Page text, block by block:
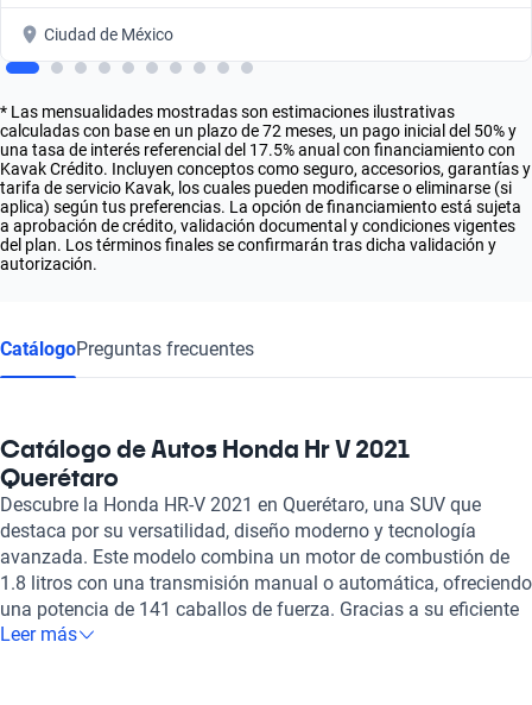
Ciudad de México
* Las mensualidades mostradas son estimaciones ilustrativas
calculadas con base en un plazo de 72 meses, un pago inicial del 50% y
una tasa de interés referencial del 17.5% anual con financiamiento con
Kavak Crédito. Incluyen conceptos como seguro, accesorios, garantías y
tarifa de servicio Kavak, los cuales pueden modificarse o eliminarse (si
aplica) según tus preferencias. La opción de financiamiento está sujeta
a aprobación de crédito, validación documental y condiciones vigentes
del plan. Los términos finales se confirmarán tras dicha validación y
autorización.
CatálogoPreguntas frecuentes
Catálogo de Autos Honda Hr V 2021
Querétaro
Descubre la Honda HR-V 2021 en Querétaro, una SUV que
destaca por su versatilidad, diseño moderno y tecnología
avanzada. Este modelo combina un motor de combustión de
1.8 litros con una transmisión manual o automática, ofreciendo
una potencia de 141 caballos de fuerza. Gracias a su eficiente
rendimiento de combustible, que varía entre 5.7 y 6.1 litros
Leer más